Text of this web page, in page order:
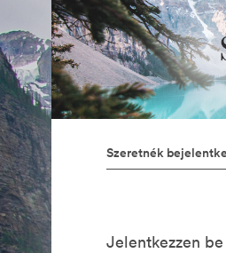
Szeretnék
Jelentkezzen